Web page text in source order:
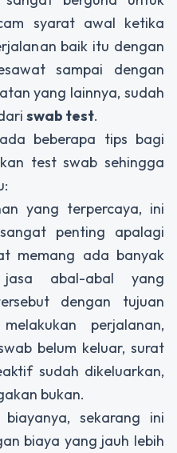
syarat awal ketika
baik itu dengan
sampai dengan
yang lainnya, sudah
swab test.
beberapa tips bagi
test swab sehingga
yang terpercaya, ini
penting apalagi
memang ada banyak
abal-abal yang
dengan tujuan
perjalanan,
belum keluar, surat
sudah dikeluarkan,
bukan.
sekarang ini
biaya yang jauh lebih